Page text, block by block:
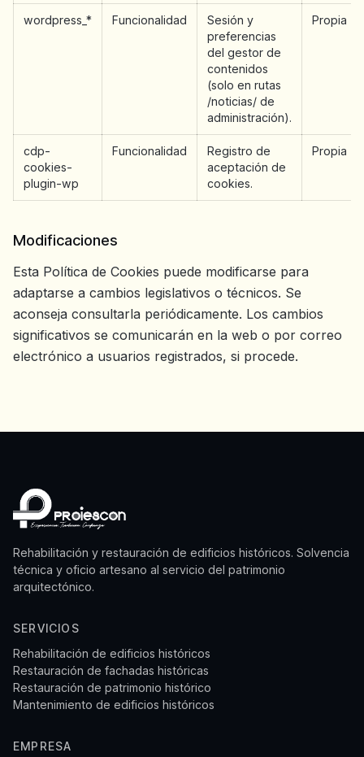
wordpress_* Funcionalidad
Sesión y
preferencias
del gestor de
contenidos
(solo en rutas
/noticias/ de
administración).
Propia
cdp-
cookies-
plugin-wp
Funcionalidad
Registro de
aceptación de
cookies.
Propia
Modificaciones
Esta Política de Cookies puede modificarse para
adaptarse a cambios legislativos o técnicos. Se
aconseja consultarla periódicamente. Los cambios
significativos se comunicarán en la web o por correo
electrónico a usuarios registrados, si procede.
Rehabilitación y restauración de edificios históricos. Solvencia
técnica y oficio artesano al servicio del patrimonio
arquitectónico.
SERVICIOS
Rehabilitación de edificios históricos
Restauración de fachadas históricas
Restauración de patrimonio histórico
Mantenimiento de edificios históricos
EMPRESA